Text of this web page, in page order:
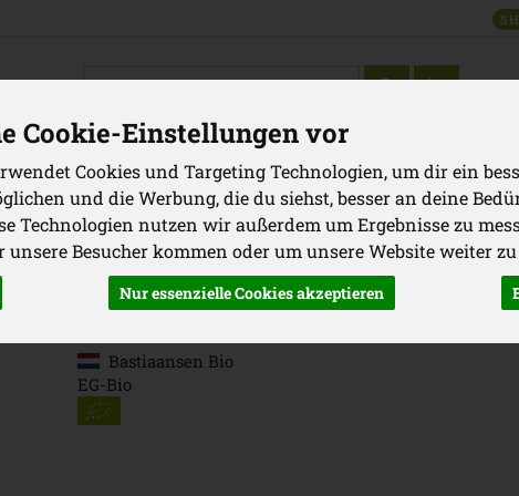
Cookie-Einstellungen vor
Cookies und Targeting Technologien, um dir ein
und die Werbung, die du siehst, besser an deine
Technologien nutzen wir außerdem um Ergebnisse zu
unsere Besucher kommen oder um unsere Website weiter
Nur essenzielle Cookies akzeptieren
Produkt
GRILLEN VORRATSKAMMER GETRÄNKE
Produkte Kühlwaren
Gouda Schwarzer Knoblauch
Bastiaansen Bio
EG-Bio